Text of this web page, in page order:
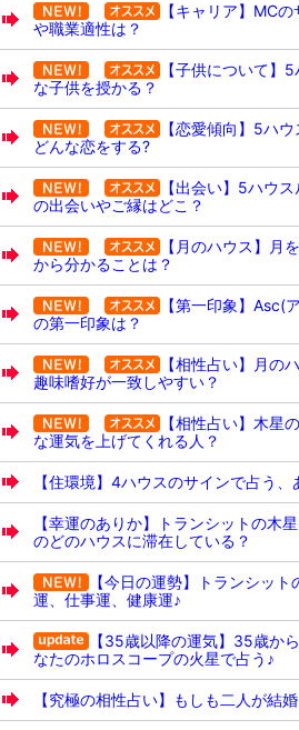
【キャリア】MC
や職業適性は？
【子供について】
な子供を授かる？
【恋愛傾向】5ハ
どんな恋をする?
【出会い】5ハウ
の出会いやご縁はどこ？
【月のハウス】月
から分かることは？
【第一印象】Asc(
の第一印象は？
【相性占い】月の
趣味嗜好が一致しやすい？
【相性占い】木星
な運気を上げてくれる人？
【住環境】4ハウスのサインで占う
【幸運のありか】トランシットの木
のどのハウスに滞在している？
【今日の運勢】トランシッ
運、仕事運、健康運♪
【35歳以降の運気】35歳か
なたのホロスコープの火星で占う♪
【究極の相性占い】もしも二人が結